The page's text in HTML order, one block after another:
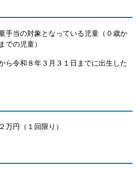
手当の対象となっている児童（０歳か
での児童）
ら令和８年３月３１日までに出生した
万円（１回限り）